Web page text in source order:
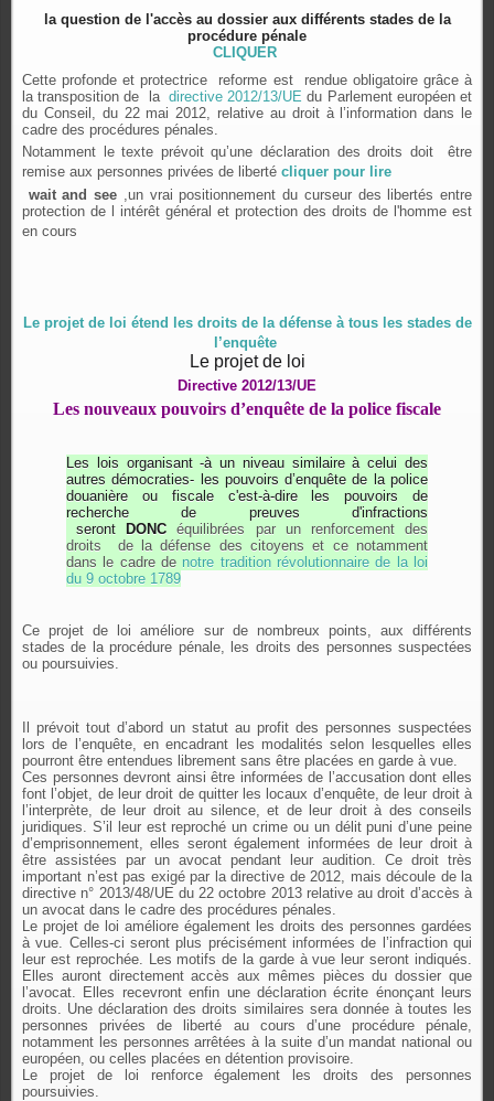
la question de l'accès au dossier aux différents stades de la
procédure pénale
CLIQUER
Cette profonde et protectrice reforme est rendue obligatoire grâce à
la transposition de ladirective 2012/13/UE du Parlement européen et
du Conseil, du 22 mai 2012, relative au droit à l’information dans le
cadre des procédures pénales.
Notamment le texte prévoit qu’une déclaration des droits doit être
remise aux personnes privées de liberté cliquer pour lire
wait and see ,un vrai positionnement du curseur des libertés entre
protection de l intérêt général et protection des droits de l'homme est
en cours
Le projet de loi étend les droits de la défense à tous les stades de
l’enquête
Le projet de loi
Directive 2012/13/UE
Les nouveaux pouvoirs d’enquête de la police fiscale
Les lois organisant -à un niveau similaire à celui des
autres démocraties- les pouvoirs d’enquête de la police
douanière ou fiscale c'est-à-dire les pouvoirs de
recherche de preuves d'infractions
seront
DONCéquilibrées par un renforcement des
droits de la défense des citoyens et ce notamment
dans le cadre de notre tradition révolutionnaire de la loi
du 9 octobre 1789
Ce projet de loi améliore sur de nombreux points, aux différents
stades de la procédure pénale, les droits des personnes suspectées
ou poursuivies.
Il prévoit tout d’abord un statut au profit des personnes suspectées
lors de l’enquête, en encadrant les modalités selon lesquelles elles
pourront être entendues librement sans être placées en garde à vue.
Ces personnes devront ainsi être informées de l’accusation dont elles
font l’objet, de leur droit de quitter les locaux d’enquête, de leur droit à
l’interprète, de leur droit au silence, et de leur droit à des conseils
juridiques. S’il leur est reproché un crime ou un délit puni d’une peine
d’emprisonnement, elles seront également informées de leur droit à
être assistées par un avocat pendant leur audition. Ce droit très
important n’est pas exigé par la directive de 2012, mais découle de la
directive n° 2013/48/UE du 22 octobre 2013 relative au droit d’accès à
un avocat dans le cadre des procédures pénales.
Le projet de loi améliore également les droits des personnes gardées
à vue. Celles-ci seront plus précisément informées de l’infraction qui
leur est reprochée. Les motifs de la garde à vue leur seront indiqués.
Elles auront directement accès aux mêmes pièces du dossier que
l’avocat. Elles recevront enfin une déclaration écrite énonçant leurs
droits. Une déclaration des droits similaires sera donnée à toutes les
personnes privées de liberté au cours d’une procédure pénale,
notamment les personnes arrêtées à la suite d’un mandat national ou
européen, ou celles placées en détention provisoire.
Le projet de loi renforce également les droits des personnes
poursuivies.